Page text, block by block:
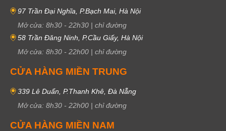
97 Trần Đại Nghĩa, P.Bạch Mai, Hà Nội
Mở cửa: 8h30 - 22h30 | chỉ đường
58 Trần Đăng Ninh, P.Cầu Giấy, Hà Nội
Mở cửa: 8h30 - 22h00 | chỉ đường
CỬA HÀNG MIỀN TRUNG
339 Lê Duẩn, P.Thanh Khê, Đà Nẵng
Mở cửa: 8h30 - 22h00 | chỉ đường
CỬA HÀNG MIỀN NAM